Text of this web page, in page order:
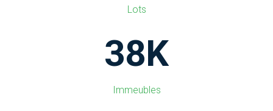
Lots
38K
Immeubles